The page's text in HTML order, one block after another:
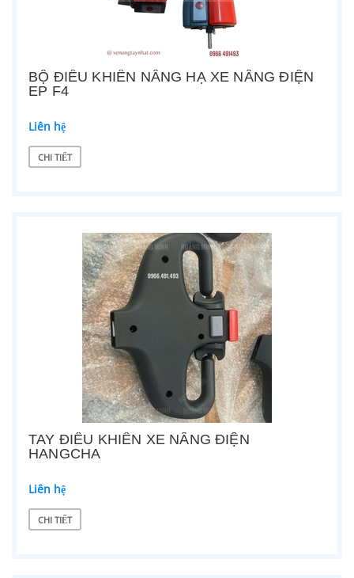
BỘ ĐIỀU KHIỂN NÂNG HẠ XE NÂNG ĐIỆN
EP F4
Liên hệ
CHI TIẾT
TAY ĐIỀU KHIỂN XE NÂNG ĐIỆN
HANGCHA
Liên hệ
CHI TIẾT